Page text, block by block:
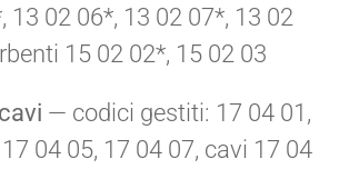
13 02 06*, 13 02 07*, 13 02
15 02 02*, 15 02 03
— codici gestiti: 17 04 01,
04 05, 17 04 07, cavi 17 04